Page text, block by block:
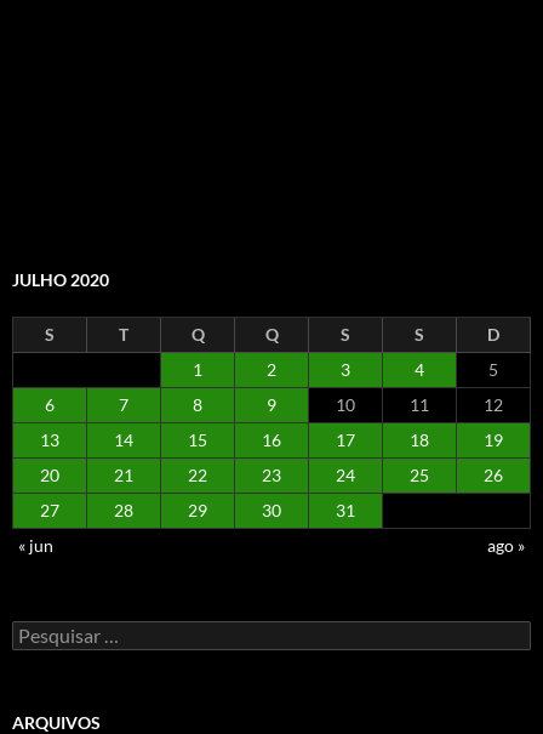
JULHO 2020
S T Q Q S S
D
1
2 3 4
5
6
7 8 9 10 11
12
13
14 15 16 17 18
19
20
21 22 23 24 25
26
27
28 29 30
31
« jun
ago »
Pesquisar
por:
ARQUIVOS